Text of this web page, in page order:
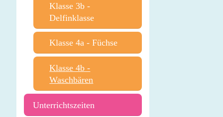
Klasse 3b -
Delfinklasse
Klasse 4a - Füchse
Klasse 4b -
Waschbären
Unterrichtszeiten